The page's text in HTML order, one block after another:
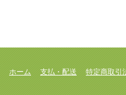
ホーム 支払・配送 特定商取引